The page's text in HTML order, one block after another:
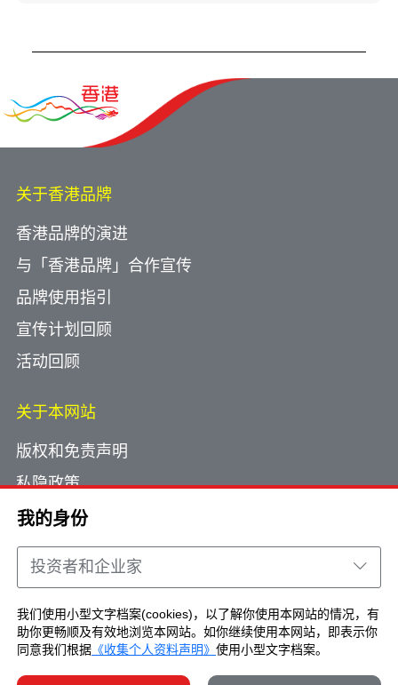
我的身份
投资者和企业家
我们使用小型文字档案(cookies)，以了解你使用本网站的情况，有
助你更畅顺及有效地浏览本网站。如你继续使用本网站，即表示你
同意我们根据 《收集个人资料声明》 使用小型文字档案。
关于香港品牌
香港品牌的演进
与「香港品牌」合作宣传
品牌使用指引
宣传计划回顾
活动回顾
关于本网站
版权和免责声明
私隐政策
使用小型文字档案
网页指南
联络我们
Copyright © Brand Hong Kong. All Rights
Reserved.